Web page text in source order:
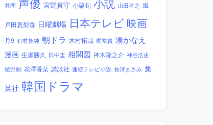
井理 声優 宮野真守 小栗旬 小説 山田孝之 嵐
戸田恵梨香 日曜劇場 日本テレビ 映画
月9 有村架純 朝ドラ 木村拓哉 梶裕貴 湊かなえ
漫画 生瀬勝久 田中圭 相関図 神木隆之介 神谷浩史
綾野剛 花澤香菜 講談社 連続テレビ小説 長澤まさみ 集
英社 韓国ドラマ